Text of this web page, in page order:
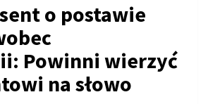
o postawie
Powinni wierzyć
na słowo